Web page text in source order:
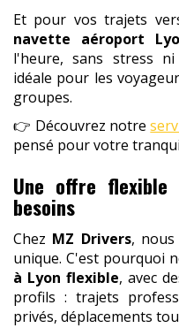
Et pour vos trajets
navette aéroport
l'heure, sans stress
idéale pour les
groupes.
👉 Découvrez notre
pensé pour votre
Une offre
besoins
Chez MZ Drivers, nous
unique. C'est pourquoi
à Lyon flexible, avec
profils : trajets
privés, déplacements